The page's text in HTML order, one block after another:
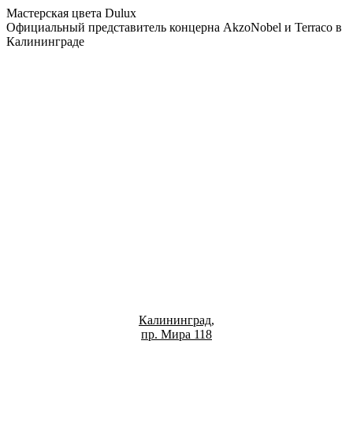
Мастерская цвета Dulux
Официальный представитель концерна AkzoNobel и Terraco в
Калининграде
Калининград,
пр. Мира 118